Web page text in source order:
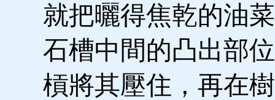
就把曬得焦乾的油
石槽中間的凸出部
槓將其壓住，再在